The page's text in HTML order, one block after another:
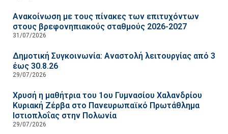
Ανακοίνωση με τους πίνακες των επιτυχόντων
στους βρεφονηπιακούς σταθμούς 2026-2027
31/07/2026
Δημοτική Συγκοινωνία: Αναστολή λειτουργίας από 3
έως 30.8.26
29/07/2026
Χρυσή η μαθήτρια του 1ου Γυμνασίου Χαλανδρίου
Κυριακή Ζέρβα στο Πανευρωπαϊκό Πρωτάθλημα
Ιστιοπλοΐας στην Πολωνία
29/07/2026